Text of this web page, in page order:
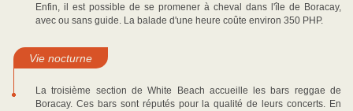
Enfin, il est possible de se promener à cheval dans l'île de Boracay,
avec ou sans guide. La balade d'une heure coûte environ 350 PHP.
Vie nocturne
La troisième section de White Beach accueille les bars reggae de
Boracay. Ces bars sont réputés pour la qualité de leurs concerts. En